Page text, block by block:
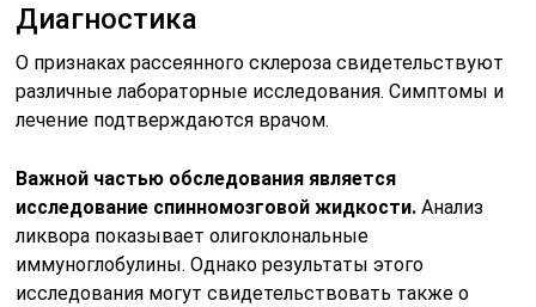
Диагностика
О признаках рассеянного склероза свидетельствуют
различные лабораторные исследования. Симптомы и
лечение подтверждаются врачом.
Важной частью обследования является
исследование спинномозговой жидкости. Анализ
ликвора показывает олигоклональные
иммуноглобулины. Однако результаты этого
исследования могут свидетельствовать также о